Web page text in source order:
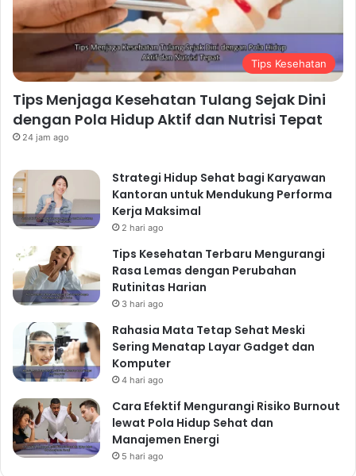
harus rumit dan memakan waktu lama. Dengan sedikit
perencanaan dan kreativitas, kamu bisa menikmati
makanan sehat dan lezat setiap hari. Selamat mencoba
dan semoga sehat selalu!
Tips Kesehatan
Tips Menjaga Kesehatan Tulang Sejak Dini
dengan Pola Hidup Aktif dan Nutrisi Tepat
24 jam ago
Strategi Hidup Sehat bagi Karyawan
Kantoran untuk Mendukung Performa
Kerja Maksimal
2 hari ago
Tips Kesehatan Terbaru Mengurangi
Rasa Lemas dengan Perubahan
Rutinitas Harian
3 hari ago
Rahasia Mata Tetap Sehat Meski
Sering Menatap Layar Gadget dan
Komputer
4 hari ago
Cara Efektif Mengurangi Risiko Burnout
lewat Pola Hidup Sehat dan
Manajemen Energi
5 hari ago